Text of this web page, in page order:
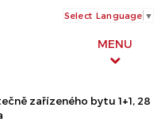
MENU
Select Language ▼
zařízeného bytu 1+1, 28